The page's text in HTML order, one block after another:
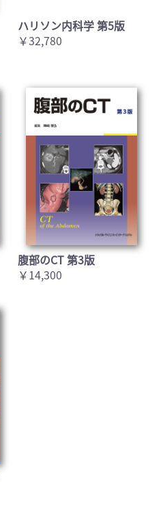
ハリソン内科学 第5版
￥32,780
腹部のCT 第3版
￥14,300